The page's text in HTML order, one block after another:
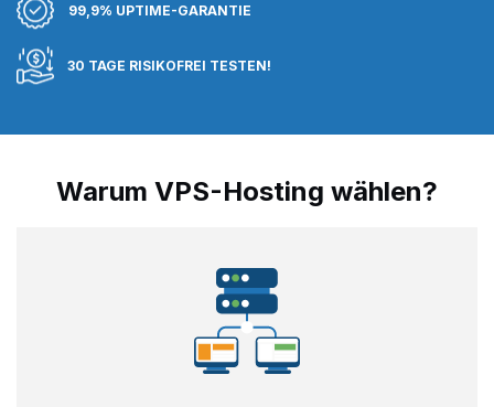
99,9% UPTIME-GARANTIE
30 TAGE RISIKOFREI TESTEN!
Warum VPS-Hosting wählen?